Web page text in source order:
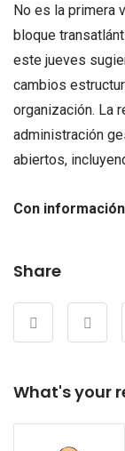
No es la primera
bloque
este jueves
cambios
organización. La
administración
abiertos,
Con
Share
What's your